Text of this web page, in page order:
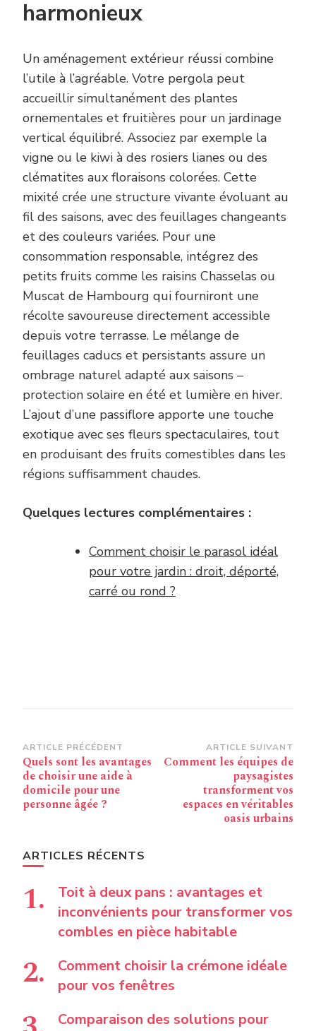
harmonieux
Un aménagement extérieur réussi combine
l’utile à l’agréable. Votre pergola peut
accueillir simultanément des plantes
ornementales et fruitières pour un jardinage
vertical équilibré. Associez par exemple la
vigne ou le kiwi à des rosiers lianes ou des
clématites aux floraisons colorées. Cette
mixité crée une structure vivante évoluant au
fil des saisons, avec des feuillages changeants
et des couleurs variées. Pour une
consommation responsable, intégrez des
petits fruits comme les raisins Chasselas ou
Muscat de Hambourg qui fourniront une
récolte savoureuse directement accessible
depuis votre terrasse. Le mélange de
feuillages caducs et persistants assure un
ombrage naturel adapté aux saisons –
protection solaire en été et lumière en hiver.
L’ajout d’une passiflore apporte une touche
exotique avec ses fleurs spectaculaires, tout
en produisant des fruits comestibles dans les
régions suffisamment chaudes.
Quelques lectures complémentaires :
Comment choisir le parasol idéal
pour votre jardin : droit, déporté,
carré ou rond ?
Navigation
d’article
ARTICLE PRÉCÉDENT
Quels sont les avantages
de choisir une aide à
domicile pour une
personne âgée ?
ARTICLE SUIVANT
Comment les équipes de
paysagistes
transforment vos
espaces en véritables
oasis urbains
ARTICLES RÉCENTS
Toit à deux pans : avantages et
inconvénients pour transformer vos
combles en pièce habitable
Comment choisir la crémone idéale
pour vos fenêtres
Comparaison des solutions pour